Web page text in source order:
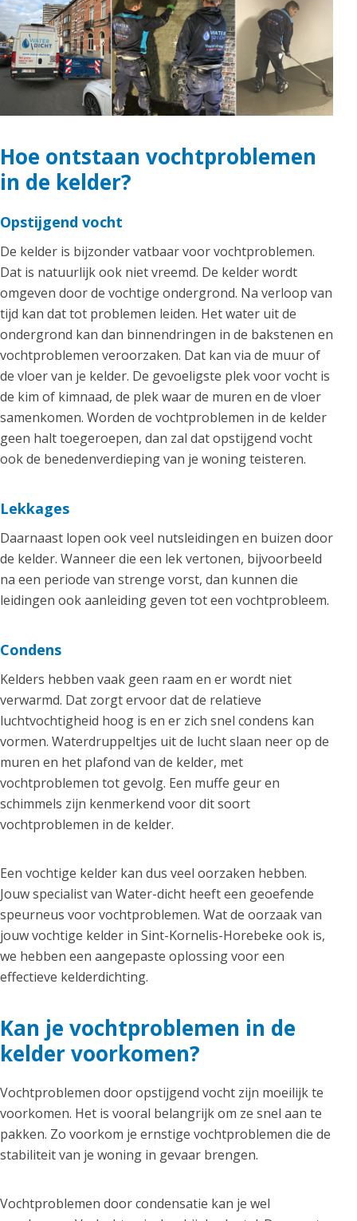
Hoe ontstaan vochtproblemen
in de kelder?
Opstijgend vocht
De kelder is bijzonder vatbaar voor vochtproblemen.
Dat is natuurlijk ook niet vreemd. De kelder wordt
omgeven door de vochtige ondergrond. Na verloop van
tijd kan dat tot problemen leiden. Het water uit de
ondergrond kan dan binnendringen in de bakstenen en
vochtproblemen veroorzaken. Dat kan via de muur of
de vloer van je kelder. De gevoeligste plek voor vocht is
de kim of kimnaad, de plek waar de muren en de vloer
samenkomen. Worden de vochtproblemen in de kelder
geen halt toegeroepen, dan zal dat opstijgend vocht
ook de benedenverdieping van je woning teisteren.
Lekkages
Daarnaast lopen ook veel nutsleidingen en buizen door
de kelder. Wanneer die een lek vertonen, bijvoorbeeld
na een periode van strenge vorst, dan kunnen die
leidingen ook aanleiding geven tot een vochtprobleem.
Condens
Kelders hebben vaak geen raam en er wordt niet
verwarmd. Dat zorgt ervoor dat de relatieve
luchtvochtigheid hoog is en er zich snel condens kan
vormen. Waterdruppeltjes uit de lucht slaan neer op de
muren en het plafond van de kelder, met
vochtproblemen tot gevolg. Een muffe geur en
schimmels zijn kenmerkend voor dit soort
vochtproblemen in de kelder.
Een vochtige kelder kan dus veel oorzaken hebben.
Jouw specialist van Water-dicht heeft een geoefende
speurneus voor vochtproblemen. Wat de oorzaak van
jouw vochtige kelder in Sint-Kornelis-Horebeke ook is,
we hebben een aangepaste oplossing voor een
effectieve kelderdichting.
Kan je vochtproblemen in de
kelder voorkomen?
Vochtproblemen door opstijgend vocht zijn moeilijk te
voorkomen. Het is vooral belangrijk om ze snel aan te
pakken. Zo voorkom je ernstige vochtproblemen die de
stabiliteit van je woning in gevaar brengen.
Vochtproblemen door condensatie kan je wel